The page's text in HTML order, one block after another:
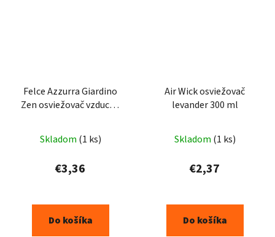
Felce Azzurra Giardino
Zen osviežovač vzduchu
Skladom (1 ks)
€3,36
Do košíka
Air Wick osviežovač
levander 300 ml
Skladom (1 ks)
€2,37
Do košíka